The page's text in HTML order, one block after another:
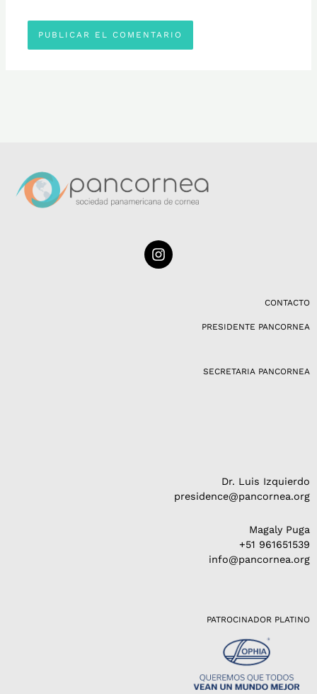
I
n
CONTACTO
PRESIDENTE PANCORNEA
SECRETARIA PANCORNEA
Dr. Luis Izquierdo
presidence@pancornea.org
Magaly Puga
+51 961651539
info@pancornea.org
PATROCINADOR PLATINO